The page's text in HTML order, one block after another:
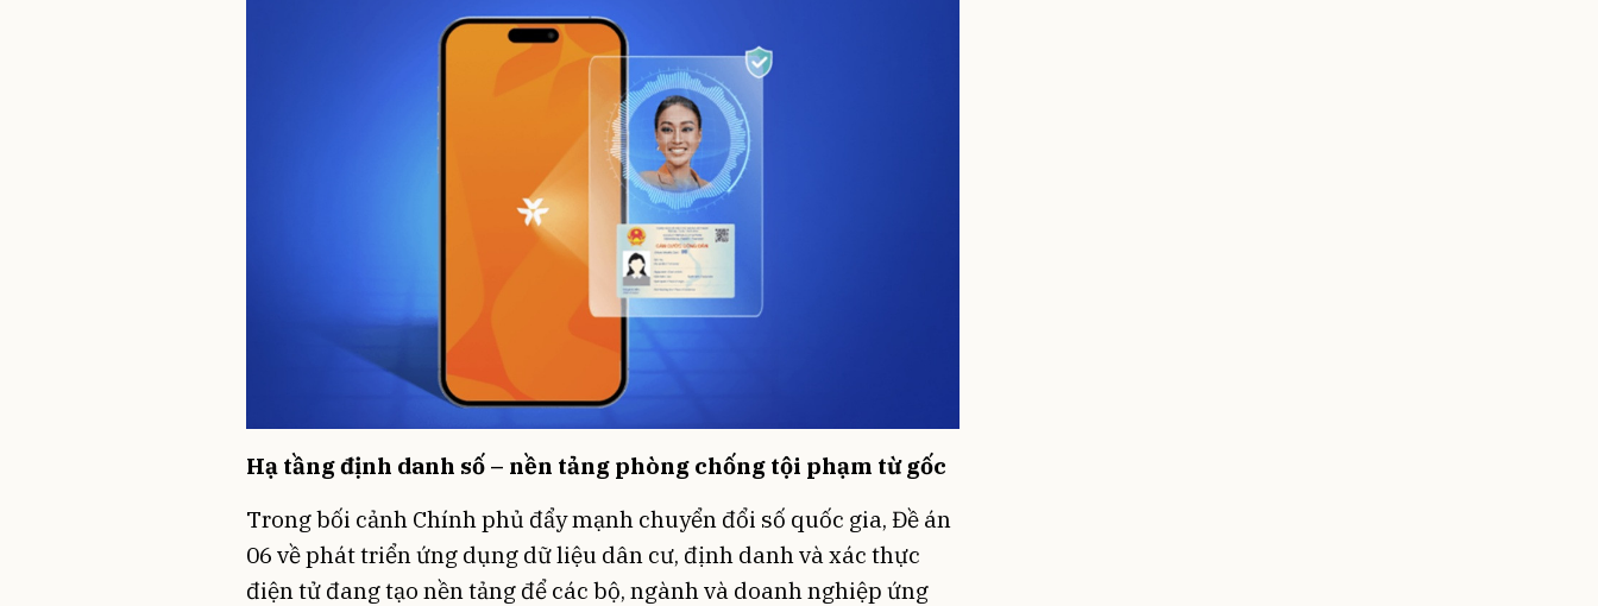
Hạ tầng định danh số – nền tảng phòng chống tội phạm từ gốc
Trong bối cảnh Chính phủ đẩy mạnh chuyển đổi số quốc gia, Đề án
06 về phát triển ứng dụng dữ liệu dân cư, định danh và xác thực
điện tử đang tạo nền tảng để các bộ, ngành và doanh nghiệp ứng